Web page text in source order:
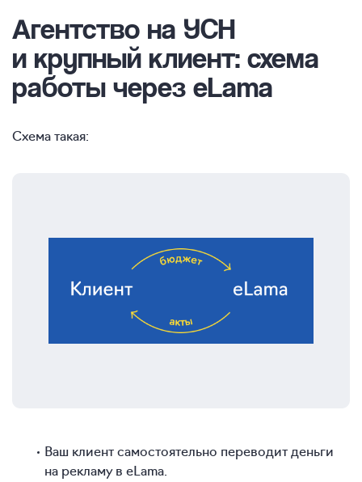
Агентство на УСН
и крупный клиент: схема
работы через eLama
Схема такая:
Ваш клиент самостоятельно переводит деньги
на рекламу в eLama.